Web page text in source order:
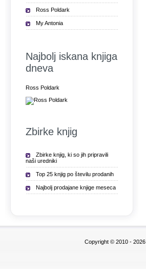
Ross Poldark
My Antonia
Najbolj iskana knjiga
dneva
Ross Poldark
Zbirke knjig
Zbirke knjig, ki so jih pripravili
naši uredniki
Top 25 knjig po številu prodanih
Najbolj prodajane knjige meseca
Copyright © 2010 - 2026